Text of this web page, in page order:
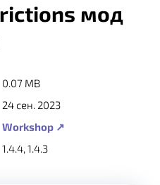
мод
0.07 MB
24 сен. 2023
Workshop ↗
1.4.4, 1.4.3